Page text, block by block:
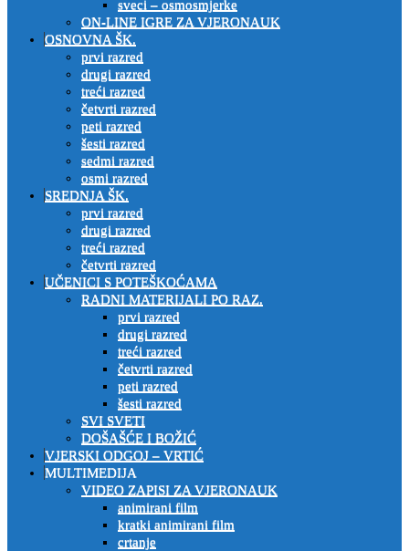
sveci – osmosmjerke
ON-LINE IGRE ZA VJERONAUK
OSNOVNA ŠK.
prvi razred
drugi razred
treći razred
četvrti razred
peti razred
šesti razred
sedmi razred
osmi razred
SREDNJA ŠK.
prvi razred
drugi razred
treći razred
četvrti razred
UČENICI S POTEŠKOĆAMA
RADNI MATERIJALI PO RAZ.
prvi razred
drugi razred
treći razred
četvrti razred
peti razred
šesti razred
SVI SVETI
DOŠAŠĆE I BOŽIĆ
VJERSKI ODGOJ – VRTIĆ
MULTIMEDIJA
VIDEO ZAPISI ZA VJERONAUK
animirani film
kratki animirani film
crtanje